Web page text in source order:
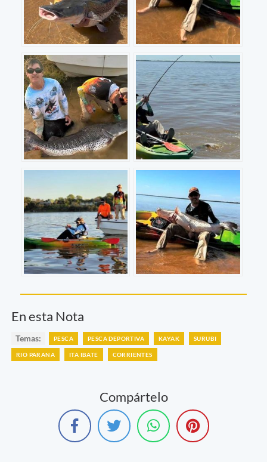
En esta Nota
Temas: PESCA PESCA DEPORTIVA KAYAK SURUBI
RIO PARANA ITA IBATE CORRIENTES
Compártelo